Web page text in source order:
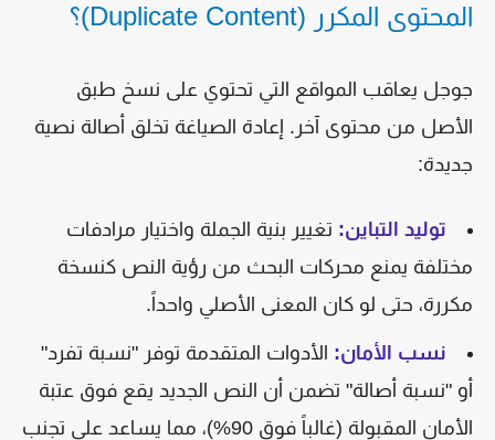
المحتوى المكرر (Duplicate Content)؟
جوجل يعاقب المواقع التي تحتوي على نسخ طبق
الأصل من محتوى آخر. إعادة الصياغة تخلق أصالة نصية
جديدة:
توليد التباين:تغيير بنية الجملة واختيار مرادفات
مختلفة يمنع محركات البحث من رؤية النص كنسخة
مكررة، حتى لو كان المعنى الأصلي واحداً.
نسب الأمان:الأدوات المتقدمة توفر "نسبة تفرد"
أو "نسبة أصالة" تضمن أن النص الجديد يقع فوق عتبة
الأمان المقبولة (غالباً فوق 90%)، مما يساعد على تجنب